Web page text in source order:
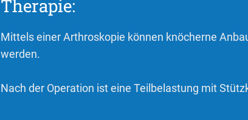
Therapie:
Mittels einer Arthroskopie können knöcherne
werden.
Nach der Operation ist eine Teilbelastung mit